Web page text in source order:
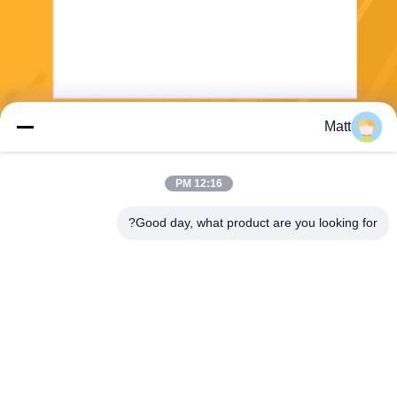
Matt
12:16 PM
Good day, what product are you looking for?